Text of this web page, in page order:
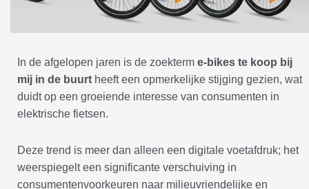
In de afgelopen jaren is de zoekterm e-bikes te koop bij
mij in de buurt heeft een opmerkelijke stijging gezien, wat
duidt op een groeiende interesse van consumenten in
elektrische fietsen.
Deze trend is meer dan alleen een digitale voetafdruk; het
weerspiegelt een significante verschuiving in
consumentenvoorkeuren naar milieuvriendelijke en